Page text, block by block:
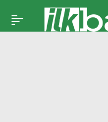
Fenerbahçe’den